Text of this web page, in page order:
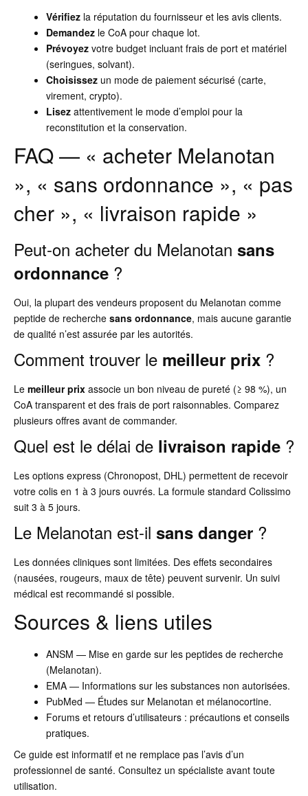
Vérifiezla réputation du fournisseur et les avis clients.
Demandezle CoA pour chaque lot.
Prévoyezvotre budget incluant frais de port et matériel
(seringues, solvant).
Choisissezun mode de paiement sécurisé (carte,
virement, crypto).
Lisezattentivement le mode d’emploi pour la
reconstitution et la conservation.
FAQ — « acheter Melanotan
», « sans ordonnance », « pas
cher », « livraison rapide »
Peut-on acheter du Melanotan sans
ordonnance ?
Oui, la plupart des vendeurs proposent du Melanotan comme
peptide de recherche sans ordonnance, mais aucune garantie
de qualité n’est assurée par les autorités.
Comment trouver le meilleur prix ?
Le meilleur prix associe un bon niveau de pureté (≥ 98 %), un
CoA transparent et des frais de port raisonnables. Comparez
plusieurs offres avant de commander.
Quel est le délai de livraison rapide ?
Les options express (Chronopost, DHL) permettent de recevoir
votre colis en 1 à 3 jours ouvrés. La formule standard Colissimo
suit 3 à 5 jours.
Le Melanotan est-il sans danger ?
Les données cliniques sont limitées. Des effets secondaires
(nausées, rougeurs, maux de tête) peuvent survenir. Un suivi
médical est recommandé si possible.
Sources & liens utiles
ANSM — Mise en garde sur les peptides de recherche
(Melanotan).
EMA — Informations sur les substances non autorisées.
PubMed — Études sur Melanotan et mélanocortine.
Forums et retours d’utilisateurs : précautions et conseils
pratiques.
Ce guide est informatif et ne remplace pas l’avis d’un
professionnel de santé. Consultez un spécialiste avant toute
utilisation.